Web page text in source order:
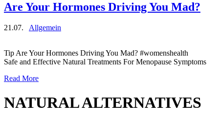
Are Your Hormones Driving You Mad?
21.07. Allgemein
Tip Are Your Hormones Driving You Mad? #womenshealth
Safe and Effective Natural Treatments For Menopause Symptoms
Read More
NATURAL ALTERNATIVES